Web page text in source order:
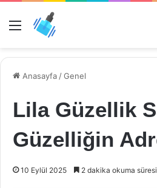
Menü
Anasayfa /Genel
Lila Güzellik
Güzelliğin
10 Eylül 2025 2 dakika okuma süresi